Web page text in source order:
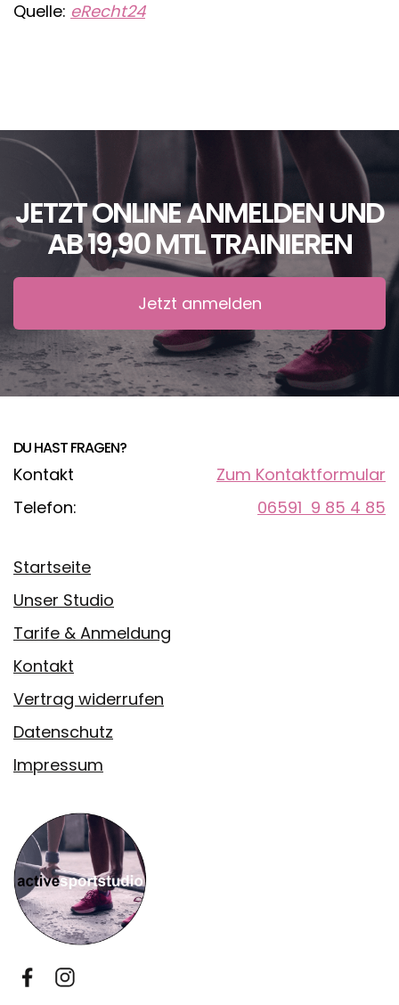
Quelle: eRecht24
JETZT ONLINE ANMELDEN UND
AB 19,90 MTL TRAINIEREN
Jetzt anmelden
DU HAST FRAGEN?
Kontakt
Zum Kontaktformular
Telefon:
06591 9 85 4 85
Startseite
Unser Studio
Tarife & Anmeldung
Kontakt
Vertrag widerrufen
Datenschutz
Impressum